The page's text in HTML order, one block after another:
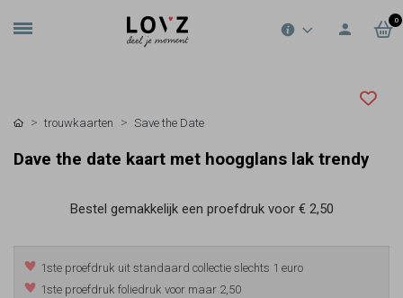
0
trouwkaarten Save the Date
Dave the date kaart met hoogglans lak trendy
Bestel gemakkelijk een proefdruk voor € 2,50
1ste proefdruk uit standaard collectie slechts 1 euro
1ste proefdruk foliedruk voor maar 2,50